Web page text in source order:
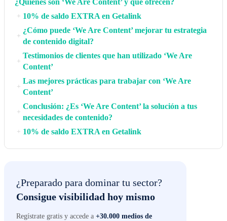
¿Quiénes son ‘We Are Content’ y qué ofrecen?
+ 10% de saldo EXTRA en Getalink
+
¿Cómo puede ‘We Are Content’ mejorar tu estrategia
de contenido digital?
+
Testimonios de clientes que han utilizado ‘We Are
Content’
+
Las mejores prácticas para trabajar con ‘We Are
Content’
+
Conclusión: ¿Es ‘We Are Content’ la solución a tus
necesidades de contenido?
+ 10% de saldo EXTRA en Getalink
¿Preparado para dominar tu sector?
Consigue visibilidad hoy mismo
Regístrate gratis y accede a +30.000 medios de